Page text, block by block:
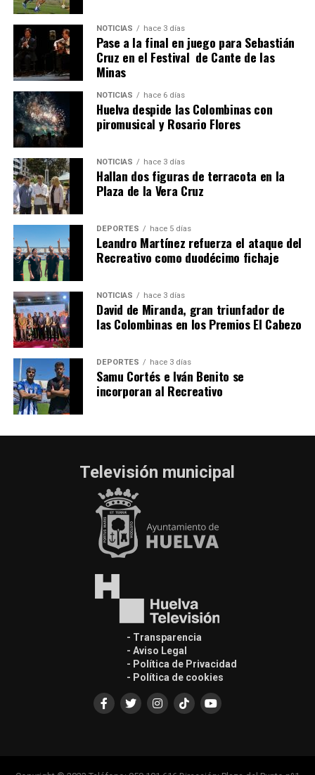
4º DÍA DE LAS FIESTAS COLOMBINAS 2026
hace 1 semana ·Huelvatv
SEXTA CORRIDA DE LAS FIESTAS COLOMBINAS
2026
hace 6 días· Huelvatv
NOTICIAS hace 3 días
Pase a la final en juego para Sebastián
Cruz en el Festival de Cante de las
Minas
NOTICIAS hace 6 días
Huelva despide las Colombinas con
piromusical y Rosario Flores
NOTICIAS hace 3 días
Hallan dos figuras de terracota en la
Plaza de la Vera Cruz
DEPORTES hace 5 días
Leandro Martínez refuerza el ataque del
Recreativo como duodécimo fichaje
NOTICIAS hace 3 días
David de Miranda, gran triunfador de
las Colombinas en los Premios El Cabezo
DEPORTES hace 3 días
Samu Cortés e Iván Benito se
incorporan al Recreativo
Televisión municipal
- Transparencia
- Aviso Legal
- Política de Privacidad
- Política de cookies